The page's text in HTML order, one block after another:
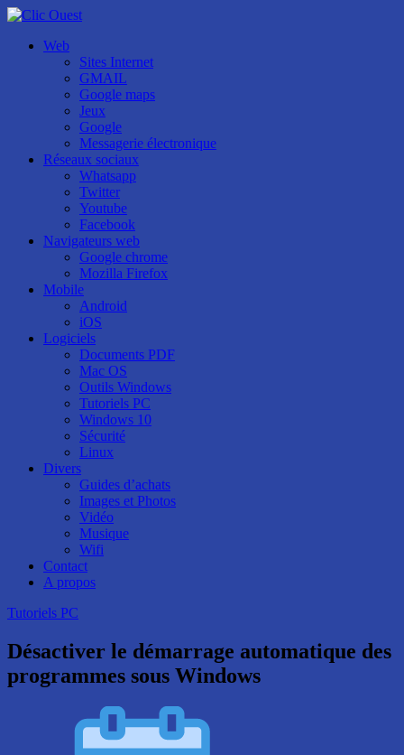
Web
Sites Internet
GMAIL
Google maps
Jeux
Google
Messagerie électronique
Réseaux sociaux
Whatsapp
Twitter
Youtube
Facebook
Navigateurs web
Google chrome
Mozilla Firefox
Mobile
Android
iOS
Logiciels
Documents PDF
Mac OS
Outils Windows
Tutoriels PC
Windows 10
Sécurité
Linux
Divers
Guides d’achats
Images et Photos
Vidéo
Musique
Wifi
Contact
A propos
Tutoriels PC
Désactiver le démarrage automatique des
programmes sous Windows